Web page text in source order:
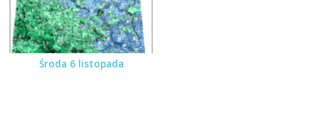
Środa 6 listopada